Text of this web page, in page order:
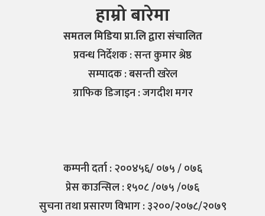
हाम्रो बारेमा
समतल मिडिया प्रा.लि द्वारा संचालित
प्रवन्ध निर्देशक : सन्त कुमार श्रेष्ठ
सम्पादक : बसन्ती खरेल
ग्राफिक डिजाइन : जगदीश मगर
कम्पनी दर्ता : २००४५६/ ०७५ / ०७६
प्रेस काउन्सिल : १५०८ /०७५ /०७६
सुचना तथा प्रसारण विभाग : ३२००/२०७८/२०७९